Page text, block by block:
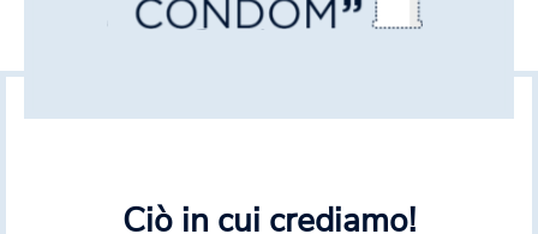
Ciò in cui crediamo!